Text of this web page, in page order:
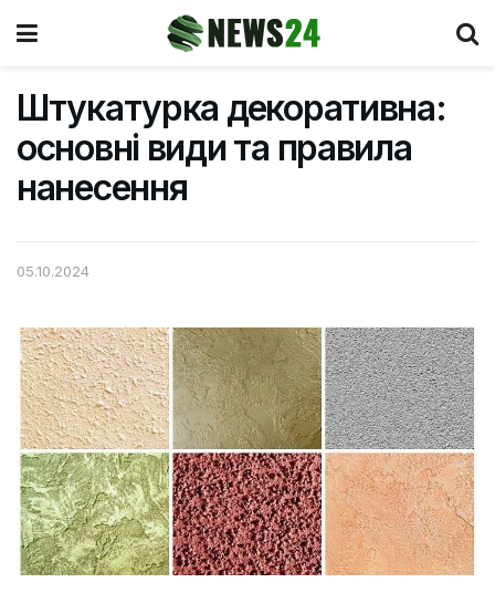
Штукатурка декоративна:
основні види та правила
нанесення
05.10.2024